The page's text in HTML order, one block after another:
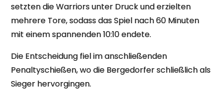
setzten die Warriors unter Druck und erzielten
mehrere Tore, sodass das Spiel nach 60 Minuten
mit einem spannenden 10:10 endete.
Die Entscheidung fiel im anschließenden
Penaltyschießen, wo die Bergedorfer schließlich als
Sieger hervorgingen.